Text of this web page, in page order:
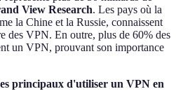
View Research. Les pays où la
la Chine et la Russie, connaissent
des VPN. En outre, plus de 60% des
un VPN, prouvant son importance
principaux d'utiliser un VPN en